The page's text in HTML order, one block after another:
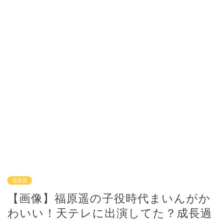
福原遥
【画像】福原遥の子役時代まいんがか
わいい！天テレに出演してた？成長過